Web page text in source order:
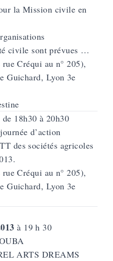
la Mission civile en
civile sont prévues …
Créqui au n° 205),
Guichard, Lyon 3e
de 18h30 à 20h30
d’action
des sociétés agricoles
Créqui au n° 205),
Guichard, Lyon 3e
à 19 h 30
ARTS DREAMS